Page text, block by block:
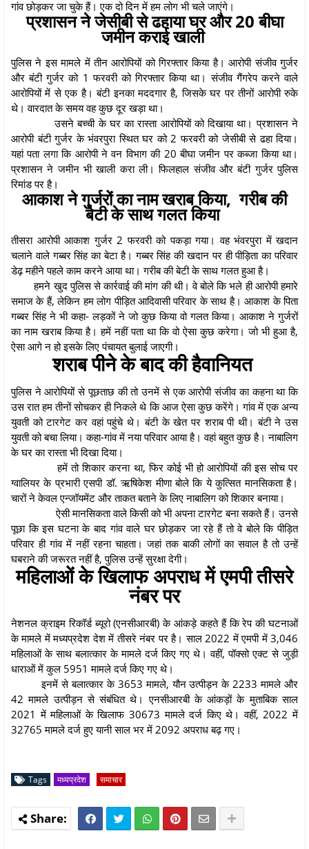
गांव छोड़कर जा चुके हैं। एक दो दिन में हम लोग भी चले जाएंगे।
प्रशासन ने जेसीबी से ढहाया घर और 20 बीघा
जमीन कराई खाली
पुलिस ने इस मामले में तीन आरोपियों को गिरफ्तार किया है। आरोपी संजीव गुर्जर
और बंटी गुर्जर को 1 फरवरी को गिरफ्तार किया था। संजीव गैंगरेप करने वाले
आरोपियों में से एक है। बंटी इनका मददगार है, जिसके घर पर तीनों आरोपी रुके
थे। वारदात के समय वह कुछ दूर खड़ा था।
उसने बच्ची के घर का रास्ता आरोपियों को दिखाया था। प्रशासन ने
आरोपी बंटी गुर्जर के भंवरपुरा स्थित घर को 2 फरवरी को जेसीबी से ढहा दिया।
यहां पता लगा कि आरोपी ने वन विभाग की 20 बीघा जमीन पर कब्जा किया था।
प्रशासन ने जमीन भी खाली करा ली। फिलहाल संजीव और बंटी गुर्जर पुलिस
रिमांड पर है।
आकाश ने गुर्जरों का नाम खराब किया, गरीब की
बेटी के साथ गलत किया
तीसरा आरोपी आकाश गुर्जर 2 फरवरी को पकड़ा गया। वह भंवरपुरा में खदान
चलाने वाले गब्बर सिंह का बेटा है। गब्बर सिंह की खदान पर ही पीड़िता का परिवार
डेढ़ महीने पहले काम करने आया था। गरीब की बेटी के साथ गलत हुआ है।
हमने खुद पुलिस से कार्रवाई की मांग की थी। वे बोले कि भले ही आरोपी हमारे
समाज के हैं, लेकिन हम लोग पीड़ित आदिवासी परिवार के साथ है। आकाश के पिता
गब्बर सिंह ने भी कहा- लड़कों ने जो कुछ किया वो गलत किया। आकाश ने गुर्जरों
का नाम खराब किया है। हमें नहीं पता था कि वो ऐसा कुछ करेगा। जो भी हुआ है,
ऐसा आगे न हो इसके लिए पंचायत बुलाई जाएगी।
शराब पीने के बाद की हैवानियत
पुलिस ने आरोपियों से पूछताछ की तो उनमें से एक आरोपी संजीव का कहना था कि
उस रात हम तीनों सोचकर ही निकले थे कि आज ऐसा कुछ करेंगे। गांव में एक अन्य
युवती को टारगेट कर वहां पहुंचे थे। बंटी के खेत पर शराब पी थी। बंटी ने उस
युवती को बचा लिया। कहा-गांव में नया परिवार आया है। वहां बहुत कुछ है। नाबालिग
के घर का रास्ता भी दिखा दिया।
हमें तो शिकार करना था, फिर कोई भी हो आरोपियों की इस सोच पर
ग्वालियर के प्रभारी एसपी डॉ. ऋषिकेश मीणा बोले कि ये कुत्सित मानसिकता है।
चारों ने केवल एन्जॉयमेंट और ताकत बताने के लिए नाबालिग को शिकार बनाया।
ऐसी मानसिकता वाले किसी को भी अपना टारगेट बना सकते हैं। उनसे
पूछा कि इस घटना के बाद गांव वाले घर छोड़कर जा रहे हैं तो वे बोले कि पीड़ित
परिवार ही गांव में नहीं रहना चाहता। जहां तक बाकी लोगों का सवाल है तो उन्हें
घबराने की जरूरत नहीं है, पुलिस उन्हें सुरक्षा देगी।
महिलाओं के खिलाफ अपराध में एमपी तीसरे
नंबर पर
नेशनल क्राइम रिकॉर्ड ब्यूरो (एनसीआरबी) के आंकड़े कहते हैं कि रेप की घटनाओं
के मामले में मध्यप्रदेश देश में तीसरे नंबर पर है। साल 2022 में एमपी में 3,046
महिलाओं के साथ बलात्कार के मामले दर्ज किए गए थे। वहीं, पॉक्सो एक्ट से जुड़ी
धाराओं में कुल 5951 मामले दर्ज किए गए थे।
इनमें से बलात्कार के 3653 मामले, यौन उत्पीड़न के 2233 मामले और
42 मामले उत्पीड़न से संबंधित थे। एनसीआरबी के आंकड़ों के मुताबिक साल
2021 में महिलाओं के खिलाफ 30673 मामले दर्ज किए थे। वहीं, 2022 में
32765 मामले दर्ज हुए यानी साल भर में 2092 अपराध बढ़ गए।
Tags मध्यप्रदेश समाचार